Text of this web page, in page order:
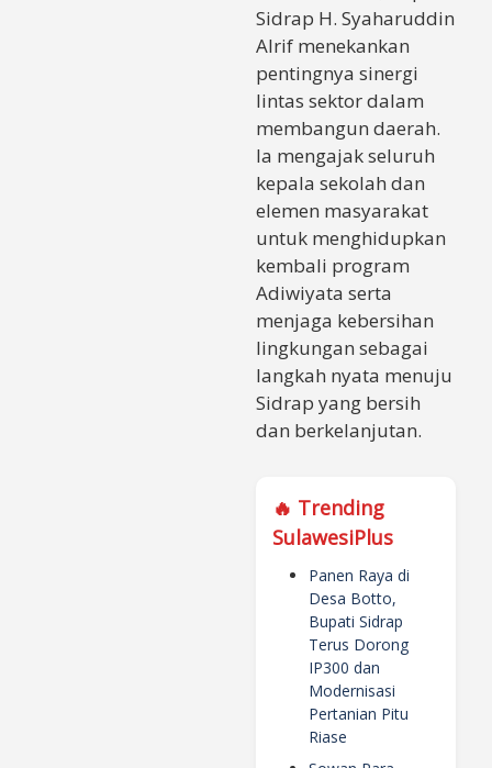
Sidrap H. Syaharuddin
Alrif menekankan
pentingnya sinergi
lintas sektor dalam
membangun daerah.
Ia mengajak seluruh
kepala sekolah dan
elemen masyarakat
untuk menghidupkan
kembali program
Adiwiyata serta
menjaga kebersihan
lingkungan sebagai
langkah nyata menuju
Sidrap yang bersih
dan berkelanjutan.
🔥 Trending
SulawesiPlus
Panen Raya di
Desa Botto,
Bupati Sidrap
Terus Dorong
IP300 dan
Modernisasi
Pertanian Pitu
Riase